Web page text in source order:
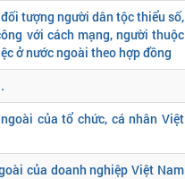
tượng người dân tộc thiểu số,
với cách mạng, người thuộc
ở nước ngoài theo hợp đồng
của tổ chức, cá nhân Việt
của doanh nghiệp Việt Nam